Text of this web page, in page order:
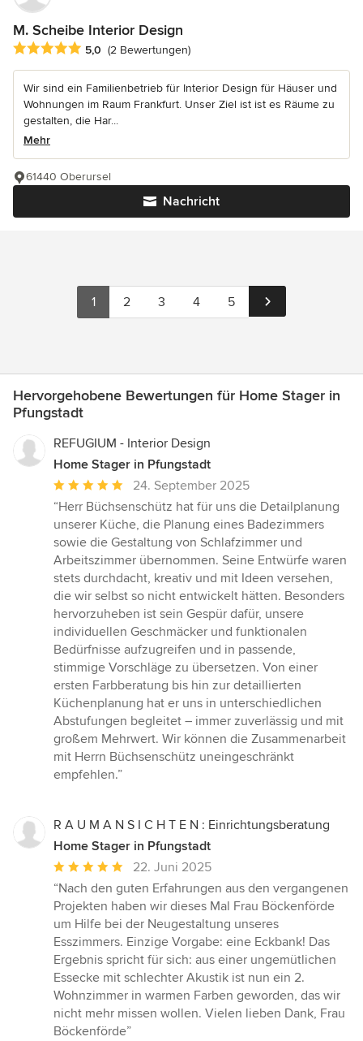
M. Scheibe Interior Design
Durchschnittliche Bewertung: 5 von 5 Sternen
5,0 (2 Bewertungen)
Wir sind ein Familienbetrieb für Interior Design für Häuser und
Wohnungen im Raum Frankfurt. Unser Ziel ist ist es Räume zu
gestalten, die Har...
Mehr
Nachricht
61440 Oberursel
1 2 3 4 5
Hervorgehobene Bewertungen für Home Stager in
Pfungstadt
REFUGIUM - Interior Design
Home Stager in Pfungstadt
Durchschnittliche
Bewertung:
5
von
5
Sternen
24. September 2025
“Herr Büchsenschütz hat für uns die Detailplanung
unserer Küche, die Planung eines Badezimmers
sowie die Gestaltung von Schlafzimmer und
Arbeitszimmer übernommen. Seine Entwürfe waren
stets durchdacht, kreativ und mit Ideen versehen,
die wir selbst so nicht entwickelt hätten. Besonders
hervorzuheben ist sein Gespür dafür, unsere
individuellen Geschmäcker und funktionalen
Bedürfnisse aufzugreifen und in passende,
stimmige Vorschläge zu übersetzen. Von einer
ersten Farbberatung bis hin zur detaillierten
Küchenplanung hat er uns in unterschiedlichen
Abstufungen begleitet – immer zuverlässig und mit
großem Mehrwert. Wir können die Zusammenarbeit
mit Herrn Büchsenschütz uneingeschränkt
empfehlen.”
R A U M A N S I C H T E N : Einrichtungsberatung
Home Stager in Pfungstadt
Durchschnittliche
Bewertung:
5
von
5
Sternen
22. Juni 2025
“Nach den guten Erfahrungen aus den vergangenen
Projekten haben wir dieses Mal Frau Böckenförde
um Hilfe bei der Neugestaltung unseres
Esszimmers. Einzige Vorgabe: eine Eckbank! Das
Ergebnis spricht für sich: aus einer ungemütlichen
Essecke mit schlechter Akustik ist nun ein 2.
Wohnzimmer in warmen Farben geworden, das wir
nicht mehr missen wollen. Vielen lieben Dank, Frau
Böckenförde”